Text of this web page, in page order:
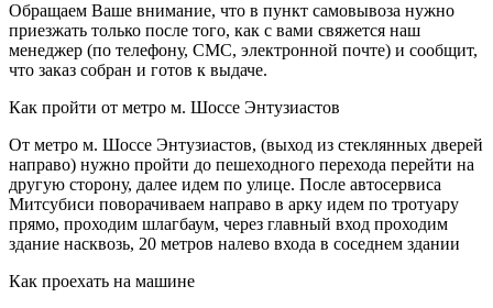
Обращаем Ваше внимание, что в пункт самовывоза нужно
приезжать только после того, как с вами свяжется наш
менеджер (по телефону, СМС, электронной почте) и сообщит,
что заказ собран и готов к выдаче.
Как пройти от метро м. Шоссе Энтузиастов
От метро м. Шоссе Энтузиастов, (выход из стеклянных дверей
направо) нужно пройти до пешеходного перехода перейти на
другую сторону, далее идем по улице. После автосервиса
Митсубиси поворачиваем направо в арку идем по тротуару
прямо, проходим шлагбаум, через главный вход проходим
здание насквозь, 20 метров налево входа в соседнем здании
Как проехать на машине